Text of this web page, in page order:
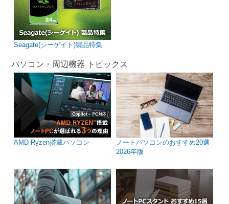
Seagate(シーゲイト)製品特集
パソコン・周辺機器 トピックス
AMD Ryzen搭載パソコン
ノートパソコンのおすすめ20選
2026年版